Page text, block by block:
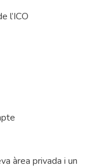
l’ICO
àrea privada i un